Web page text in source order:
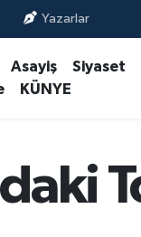
Yazarlar
Asayiş Siyaset
KÜNYE